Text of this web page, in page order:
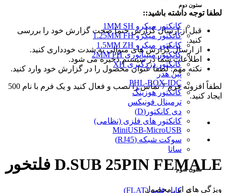
ستون دوم
کانکتور میکرو 1MM SH
کانکتور میکرو 1.25MM FH
کانکتور میکرو 1.5MM ZH
کانکتور مینیاتوری 2MM PH
کانکتور دزدگیری XH
پین هدر
PHL-BOX-IDC
کانکتور هوزینگ
ترمینال فونیکس
دی کانکتور(D)
کانکتور های فلزی (نظامی)
MiniUSB-MicroUSB
سوکت شبکه (RJ45)
ساتا
ستون سوم
کابل فلت (FLAT)
لطفا توجه داشته باشید::
قبل از ارسال گزارش حتما صحت گزارش خود را بررسی
کنید.
از ارسال گزارش های متوالی به شدت خودداری کنید.
اطلاعات شما در سیستم ذخیره می شود.
نکته مهم: لطفا عنوان محصول را در گزارش خود وارد کنید.
لطفاً افزونه فرم 7 تماس را نصب و فعال کنید و یک فرم با نام 500
ایجاد کنید.
D.SUB 25PIN FEMALE فلتخور
ویژگی های این محصول